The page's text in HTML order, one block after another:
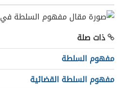
ذات صلة
مفهوم السلطة
مفهوم السلطة القضائية